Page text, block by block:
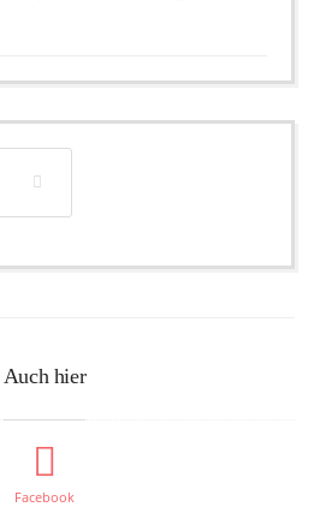
Auch hier
Facebook